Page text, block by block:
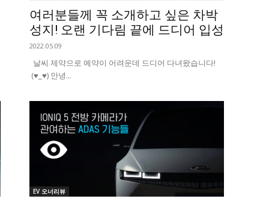
여러분들께 꼭 소개하고 싶은 차박
성지! 오랜 기다림 끝에 드디어 입성
2022.05.09
날씨 제약으로 예약이 어려운데 드디어 다녀왔습니다!
(♥_♥) 안녕...
EV 오너리뷰